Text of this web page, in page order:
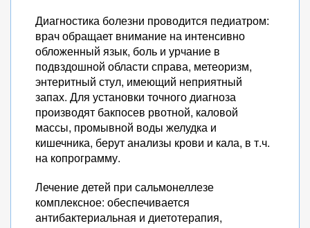
Диагностика болезни проводится педиатром:
врач обращает внимание на интенсивно
обложенный язык, боль и урчание в
подвздошной области справа, метеоризм,
энтеритный стул, имеющий неприятный
запах. Для установки точного диагноза
производят бакпосев рвотной, каловой
массы, промывной воды желудка и
кишечника, берут анализы крови и кала, в т.ч.
на копрограмму.
Лечение детей при сальмонеллезе
комплексное: обеспечивается
антибактериальная и диетотерапия,